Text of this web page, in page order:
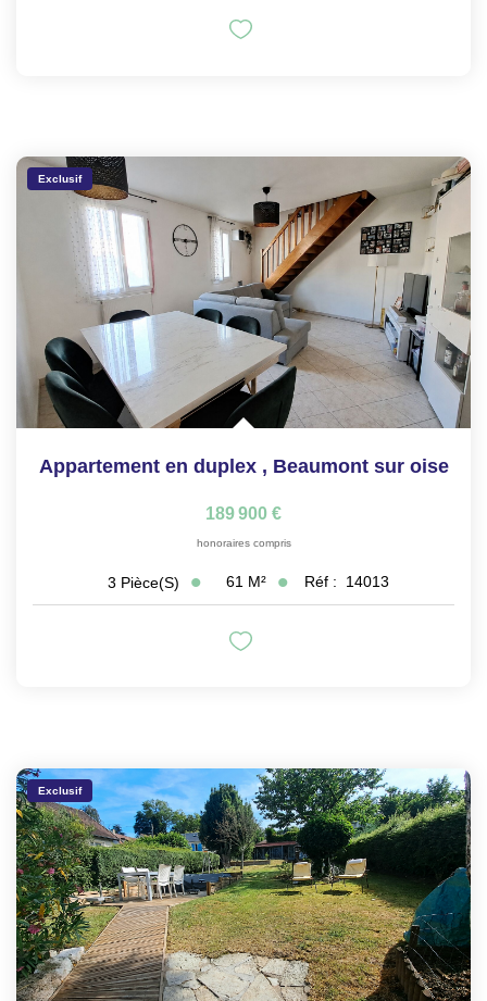
Exclusif
Appartement en duplex , Beaumont sur oise
189 900 €
honoraires compris
3 Pièce(s) 61 M² Réf : 14013
Exclusif